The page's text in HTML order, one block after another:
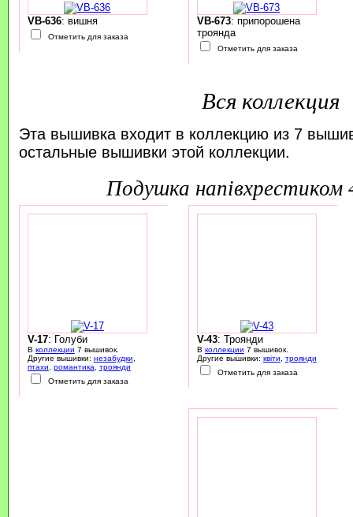
VB-636: вишня
Отметить для заказа
VB-673: припорошена
троянда
Отметить для заказа
Вся коллекция
Эта вышивка входит в коллекцию из 7
остальные вышивки этой коллекции.
подушка
V-17: Голуби
В коллекции 7 вышивок.
Другие вышивки: незабудки
птахи
романтика
троянди
Отметить для заказа
V-43: Троянди
В коллекции 7 вышивок.
Другие вышивки: квіти
троянди
Отметить для заказа